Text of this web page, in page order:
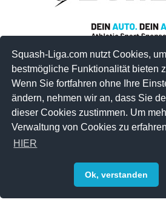
Squash-Liga.com nutzt Cookies, um
bestmögliche Funktionalität bieten
Wenn Sie fortfahren ohne Ihre
ändern, nehmen wir an, dass Sie
dieser Cookies zustimmen. Um
Verwaltung von Cookies zu
HIER
Ok, verstanden
© 2008-2026 by Squash-Liga.com
Impressum|Datenschutz|